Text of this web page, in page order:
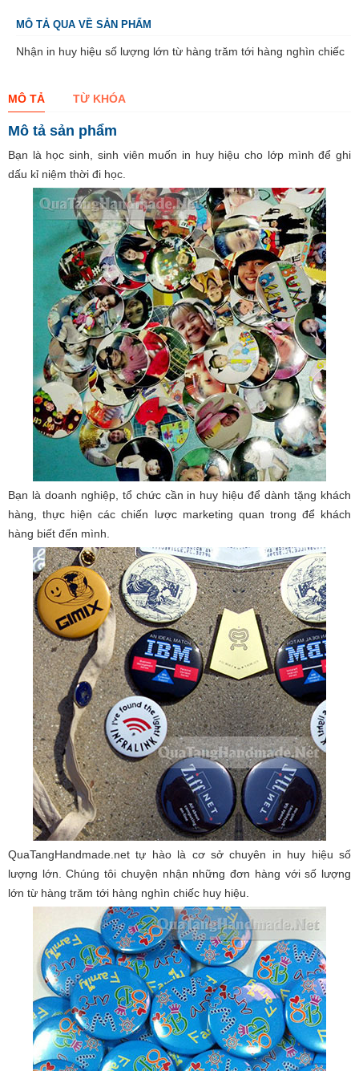
MÔ TẢ QUA VỀ SẢN PHẨM
Nhận in huy hiệu số lượng lớn từ hàng trăm tới hàng nghìn chiếc
MÔ TẢ TỪ KHÓA
Mô tả sản phẩm
Bạn là học sinh, sinh viên muốn in huy hiệu cho lớp mình để ghi
dấu kỉ niệm thời đi học.
Bạn là doanh nghiệp, tổ chức cần in huy hiệu để dành tặng khách
hàng, thực hiện các chiến lược marketing quan trong để khách
hàng biết đến mình.
QuaTangHandmade.net tự hào là cơ sở chuyên in huy hiệu số
lượng lớn. Chúng tôi chuyện nhận những đơn hàng với số lượng
lớn từ hàng trăm tới hàng nghìn chiếc huy hiệu.